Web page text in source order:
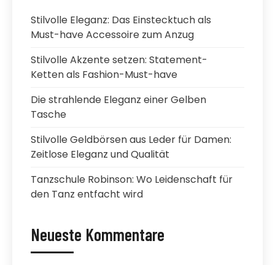
Stilvolle Eleganz: Das Einstecktuch als
Must-have Accessoire zum Anzug
Stilvolle Akzente setzen: Statement-
Ketten als Fashion-Must-have
Die strahlende Eleganz einer Gelben
Tasche
Stilvolle Geldbörsen aus Leder für Damen:
Zeitlose Eleganz und Qualität
Tanzschule Robinson: Wo Leidenschaft für
den Tanz entfacht wird
Neueste Kommentare